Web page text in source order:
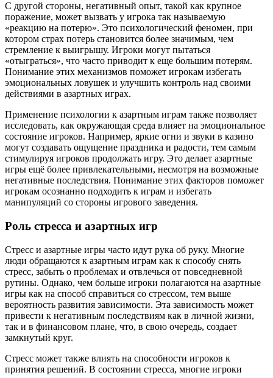
С другой стороны, негативный опыт, такой как крупное
поражение, может вызвать у игрока так называемую
«реакцию на потерю». Это психологический феномен, при
котором страх потерь становится более значимым, чем
стремление к выигрышу. Игроки могут пытаться
«отыграться», что часто приводит к еще большим потерям.
Понимание этих механизмов поможет игрокам избегать
эмоциональных ловушек и улучшить контроль над своими
действиями в азартных играх.
Применение психологии к азартным играм также позволяет
исследовать, как окружающая среда влияет на эмоциональное
состояние игроков. Например, яркие огни и звуки в казино
могут создавать ощущение праздника и радости, тем самым
стимулируя игроков продолжать игру. Это делает азартные
игры ещё более привлекательными, несмотря на возможные
негативные последствия. Понимание этих факторов поможет
игрокам осознанно подходить к играм и избегать
манипуляций со стороны игрового заведения.
Роль стресса и азартных игр
Стресс и азартные игры часто идут рука об руку. Многие
люди обращаются к азартным играм как к способу снять
стресс, забыть о проблемах и отвлечься от повседневной
рутины. Однако, чем больше игроки полагаются на азартные
игры как на способ справиться со стрессом, тем выше
вероятность развития зависимости. Эта зависимость может
привести к негативным последствиям как в личной жизни,
так и в финансовом плане, что, в свою очередь, создает
замкнутый круг.
Стресс может также влиять на способности игроков к
принятия решений. В состоянии стресса, многие игроки